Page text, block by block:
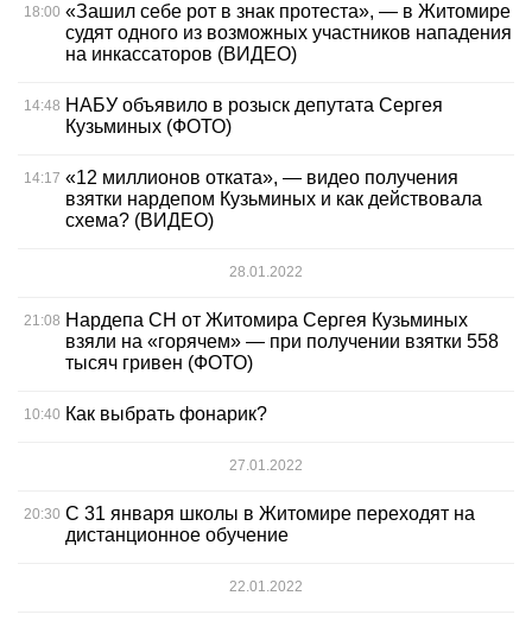
18:00 «Зашил себе рот в знак протеста», — в Житомире
судят одного из возможных участников нападения
на инкассаторов (ВИДЕО)
14:48 НАБУ объявило в розыск депутата Сергея
Кузьминых (ФОТО)
14:17 «12 миллионов отката», — видео получения
взятки нардепом Кузьминых и как действовала
схема? (ВИДЕО)
28.01.2022
21:08 Нардепа СН от Житомира Сергея Кузьминых
взяли на «горячем» — при получении взятки 558
тысяч гривен (ФОТО)
10:40 Как выбрать фонарик?
27.01.2022
20:30 С 31 января школы в Житомире переходят на
дистанционное обучение
22.01.2022